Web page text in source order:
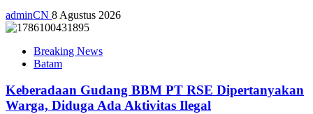
adminCN 8 Agustus 2026
Breaking News
Batam
Keberadaan Gudang BBM PT RSE Dipertanyakan
Warga, Diduga Ada Aktivitas Ilegal